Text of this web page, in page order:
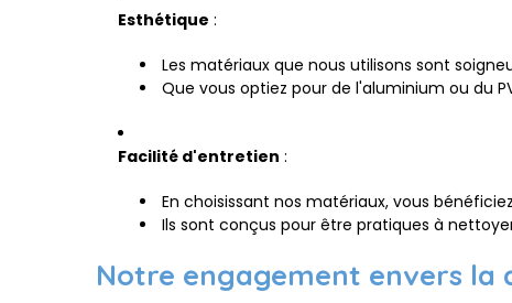
Esthétique :
Les matériaux que nous utilisons sont
Que vous optiez pour de l'aluminium ou du
Facilité d'entretien :
En choisissant nos matériaux, vous
Ils sont conçus pour être pratiques à
Notre engagement envers la